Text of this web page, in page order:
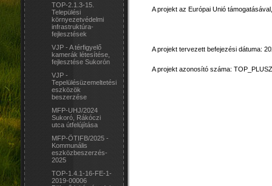
TOP-2.1.3-15.
Települési
környezetvédelmi
infrastruktúra-
fejlesztések
VJP - A térfigyelő
kamerák létesítése,
fejlesztése Sukorón
VJP -
Tepelülésüzemeltetési
eszközök
beszerzése
MFP-UHJ/2024
Sukoró, Rákóczi
utca útfelújítása
MFP-ÖTIFB/2025 -
Kommunális
eszközbeszerzés-
2025
TOP-1.4.1-16-FE-1-
2019-00006
A projekt az Európai Unió
A projekt tervezett befejezési dátuma:
A projekt azonosító száma: